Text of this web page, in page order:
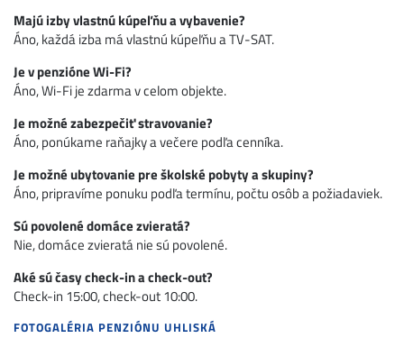
Majú izby vlastnú kúpeľňu a vybavenie?
Áno, každá izba má vlastnú kúpeľňu a TV-SAT.
Je v penzióne Wi-Fi?
Áno, Wi-Fi je zdarma v celom objekte.
Je možné zabezpečiť stravovanie?
Áno, ponúkame raňajky a večere podľa cenníka.
Je možné ubytovanie pre školské pobyty a skupiny?
Áno, pripravíme ponuku podľa termínu, počtu osôb a požiadaviek.
Sú povolené domáce zvieratá?
Nie, domáce zvieratá nie sú povolené.
Aké sú časy check-in a check-out?
Check-in 15:00, check-out 10:00.
FOTOGALÉRIA PENZIÓNU UHLISKÁ